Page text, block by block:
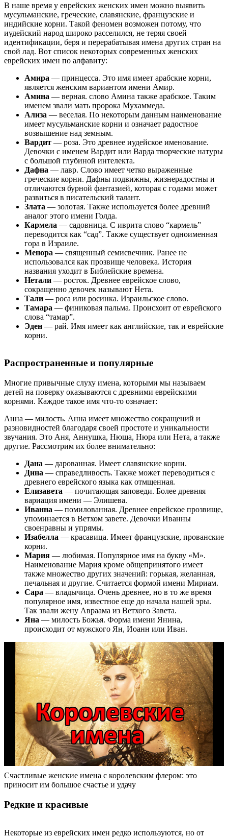
В наше время у еврейских женских имен можно выявить
мусульманские, греческие, славянские, французские и
индийские корни. Такой феномен возможен потому, что
иудейский народ широко расселился, не теряя своей
идентификации, беря и перерабатывая имена других стран на
свой лад. Вот список некоторых современных женских
еврейских имен по алфавиту:
Амира — принцесса. Это имя имеет арабские корни,
является женским вариантом имени Амир.
Амина — верная. слово Амина также арабское. Таким
именем звали мать пророка Мухаммеда.
Ализа — веселая. По некоторым данным наименование
имеет мусульманские корни и означает радостное
возвышение над земным.
Вардит — роза. Это древнее иудейское именование.
Девочки с именем Вардит или Варда творческие натуры
с большой глубиной интелекта.
Дафна — лавр. Слово имеет четко выраженные
греческие корни. Дафны подвижны, жизнерадостны и
отличаются бурной фантазией, которая с годами может
развиться в писательский талант.
Злата — золотая. Также используется более древний
аналог этого имени Голда.
Кармела — садовница. С иврита слово “кармель”
переводится как “сад”. Также существует одноименная
гора в Израиле.
Менора — священный семисвечник. Ранее не
использовался как прозвище человека. История
названия уходит в Библейские времена.
Нетали — росток. Древнее еврейское слово,
сокращенно девочек называют Нета.
Тали — роса или росинка. Израильское слово.
Тамара — финиковая пальма. Происхоит от еврейского
слова “тамар”.
Эден — рай. Имя имеет как английские, так и еврейские
корни.
Распространенные и популярные
Многие привычные слуху имена, которыми мы называем
детей на поверку оказываются с древними еврейскими
корнями. Каждое такое имя что-то означает:
Анна — милость. Анна имеет множество сокращений и
разновидностей благодаря своей простоте и уникальности
звучания. Это Аня, Аннушка, Нюша, Нюра или Нета, а также
другие. Рассмотрим их более внимательно:
Дана — дарованная. Имеет славянские корни.
Дина — справедливость. Также может переводиться с
древнего еврейского языка как отмщенная.
Елизавета — почитающая заповеди. Более древняя
вариация имени — Элишева.
Иванна — помилованная. Древнее еврейское прозвище,
упоминается в Ветхом завете. Девочки Иванны
своенравны и упрямы.
Изабелла — красавица. Имеет французские, прованские
корни.
Мария — любимая. Популярное имя на букву «М».
Наименование Мария кроме общепринятого имеет
также множество других значений: горькая, желанная,
печальная и другие. Считается формой имени Мириам.
Сара — владычица. Очень древнее, но в то же время
популярное имя, известное еще до начала нашей эры.
Так звали жену Авраама из Ветхого Завета.
Яна — милость Божья. Форма имени Янина,
происходит от мужского Ян, Иоанн или Иван.
Счастливые женские имена с королевским флером: это
приносит им большое счастье и удачу
Редкие и красивые
Некоторые из еврейских имен редко используются, но от